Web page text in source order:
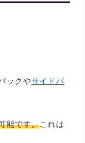
ックやサイドバ
能です。これは